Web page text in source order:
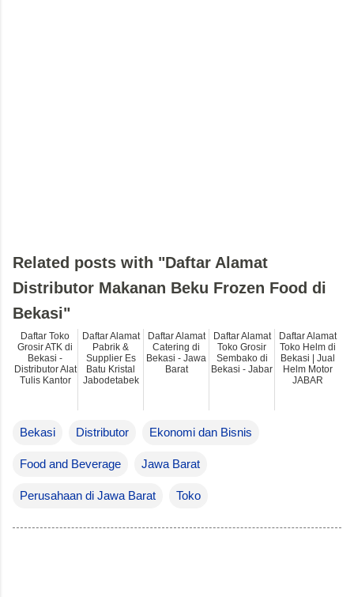
Bekasi Distributor Ekonomi dan Bisnis
Food and Beverage Jawa Barat
Perusahaan di Jawa Barat Toko
Related posts with "Daftar Alamat
Distributor Makanan Beku Frozen Food di
Bekasi"
Daftar Toko
Grosir ATK di
Bekasi -
Distributor Alat
Tulis Kantor
Daftar Alamat
Pabrik &
Supplier Es
Batu Kristal
Jabodetabek
Daftar Alamat
Catering di
Bekasi - Jawa
Barat
Daftar Alamat
Toko Grosir
Sembako di
Bekasi - Jabar
Daftar Alamat
Toko Helm di
Bekasi | Jual
Helm Motor
JABAR